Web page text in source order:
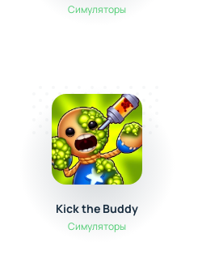
Симуляторы
Kick the Buddy
Симуляторы